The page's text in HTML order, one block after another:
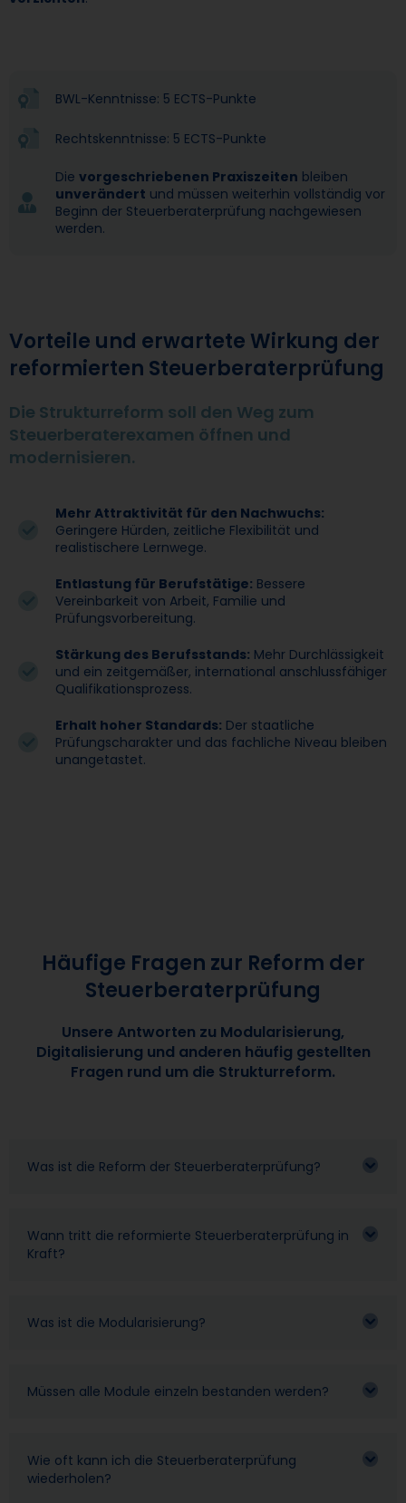
BWL-Kenntnisse: 5 ECTS-Punkte
Rechtskenntnisse: 5 ECTS-Punkte
Die vorgeschriebenen Praxiszeiten bleiben
unverändert und müssen weiterhin vollständig vor
Beginn der Steuerberaterprüfung nachgewiesen
werden.
Vorteile und erwartete Wirkung der
reformierten Steuerberaterprüfung
Die Strukturreform soll den Weg zum
Steuerberaterexamen öffnen und
modernisieren.
Mehr Attraktivität für den Nachwuchs:
Geringere Hürden, zeitliche Flexibilität und
realistischere Lernwege.
Entlastung für Berufstätige: Bessere
Vereinbarkeit von Arbeit, Familie und
Prüfungsvorbereitung.
Stärkung des Berufsstands: Mehr Durchlässigkeit
und ein zeitgemäßer, international anschlussfähiger
Qualifikationsprozess.
Erhalt hoher Standards: Der staatliche
Prüfungscharakter und das fachliche Niveau bleiben
unangetastet.
Häufige Fragen zur Reform der
Steuerberaterprüfung
Unsere Antworten zu Modularisierung,
Digitalisierung und anderen häufig gestellten
Fragen rund um die Strukturreform.
Was ist die Reform der Steuerberaterprüfung?
Wann tritt die reformierte Steuerberaterprüfung in
Kraft?
Was ist die Modularisierung?
Müssen alle Module einzeln bestanden werden?
Wie oft kann ich die Steuerberaterprüfung
wiederholen?